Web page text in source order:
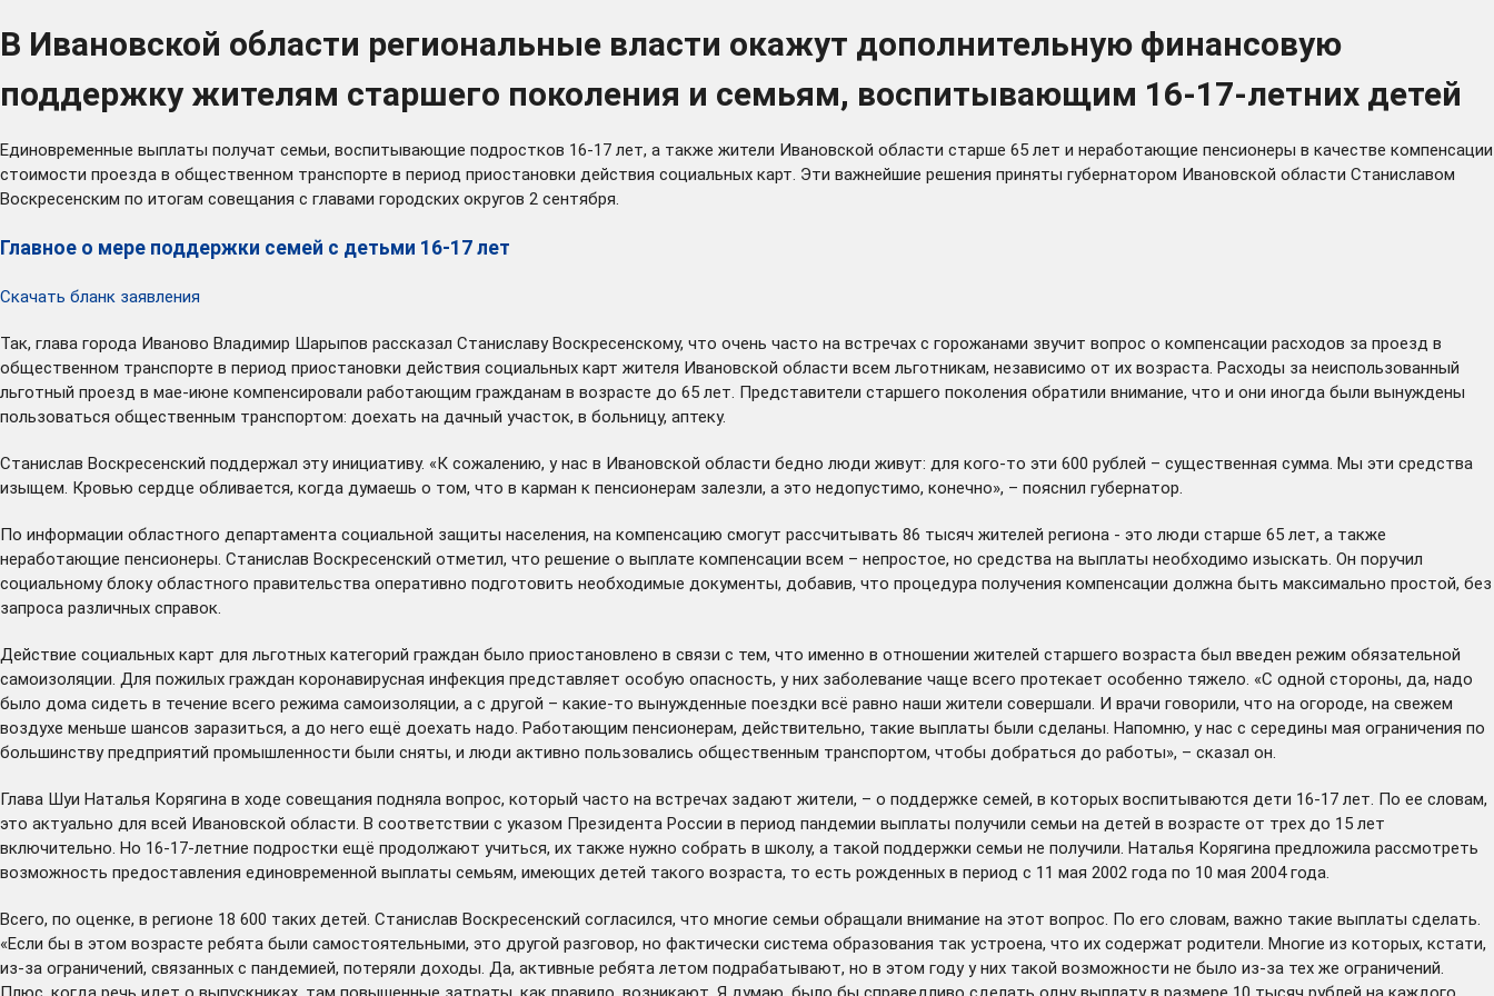
В Ивановской области региональные власти окажут дополнительную финансовую
поддержку жителям старшего поколения и семьям, воспитывающим 16-17-летних детей
Единовременные выплаты получат семьи, воспитывающие подростков 16-17 лет, а также жители Ивановской области старше 65 лет и неработающие пенсионеры в качестве компенсации
стоимости проезда в общественном транспорте в период приостановки действия социальных карт. Эти важнейшие решения приняты губернатором Ивановской области Станиславом
Воскресенским по итогам совещания с главами городских округов 2 сентября.
Главное о мере поддержки семей с детьми 16-17 лет
Скачать бланк заявления
Так, глава города Иваново Владимир Шарыпов рассказал Станиславу Воскресенскому, что очень часто на встречах с горожанами звучит вопрос о компенсации расходов за проезд в
общественном транспорте в период приостановки действия социальных карт жителя Ивановской области всем льготникам, независимо от их возраста. Расходы за неиспользованный
льготный проезд в мае-июне компенсировали работающим гражданам в возрасте до 65 лет. Представители старшего поколения обратили внимание, что и они иногда были вынуждены
пользоваться общественным транспортом: доехать на дачный участок, в больницу, аптеку.
Станислав Воскресенский поддержал эту инициативу. «К сожалению, у нас в Ивановской области бедно люди живут: для кого-то эти 600 рублей – существенная сумма. Мы эти средства
изыщем. Кровью сердце обливается, когда думаешь о том, что в карман к пенсионерам залезли, а это недопустимо, конечно», – пояснил губернатор.
По информации областного департамента социальной защиты населения, на компенсацию смогут рассчитывать 86 тысяч жителей региона - это люди старше 65 лет, а также
неработающие пенсионеры. Станислав Воскресенский отметил, что решение о выплате компенсации всем – непростое, но средства на выплаты необходимо изыскать. Он поручил
социальному блоку областного правительства оперативно подготовить необходимые документы, добавив, что процедура получения компенсации должна быть максимально простой, без
запроса различных справок.
Действие социальных карт для льготных категорий граждан было приостановлено в связи с тем, что именно в отношении жителей старшего возраста был введен режим обязательной
самоизоляции. Для пожилых граждан коронавирусная инфекция представляет особую опасность, у них заболевание чаще всего протекает особенно тяжело. «С одной стороны, да, надо
было дома сидеть в течение всего режима самоизоляции, а с другой – какие-то вынужденные поездки всё равно наши жители совершали. И врачи говорили, что на огороде, на свежем
воздухе меньше шансов заразиться, а до него ещё доехать надо. Работающим пенсионерам, действительно, такие выплаты были сделаны. Напомню, у нас с середины мая ограничения по
большинству предприятий промышленности были сняты, и люди активно пользовались общественным транспортом, чтобы добраться до работы», – сказал он.
Глава Шуи Наталья Корягина в ходе совещания подняла вопрос, который часто на встречах задают жители, – о поддержке семей, в которых воспитываются дети 16-17 лет. По ее словам,
это актуально для всей Ивановской области. В соответствии с указом Президента России в период пандемии выплаты получили семьи на детей в возрасте от трех до 15 лет
включительно. Но 16-17-летние подростки ещё продолжают учиться, их также нужно собрать в школу, а такой поддержки семьи не получили. Наталья Корягина предложила рассмотреть
возможность предоставления единовременной выплаты семьям, имеющих детей такого возраста, то есть рожденных в период с 11 мая 2002 года по 10 мая 2004 года.
Всего, по оценке, в регионе 18 600 таких детей. Станислав Воскресенский согласился, что многие семьи обращали внимание на этот вопрос. По его словам, важно такие выплаты сделать.
«Если бы в этом возрасте ребята были самостоятельными, это другой разговор, но фактически система образования так устроена, что их содержат родители. Многие из которых, кстати,
из-за ограничений, связанных с пандемией, потеряли доходы. Да, активные ребята летом подрабатывают, но в этом году у них такой возможности не было из-за тех же ограничений.